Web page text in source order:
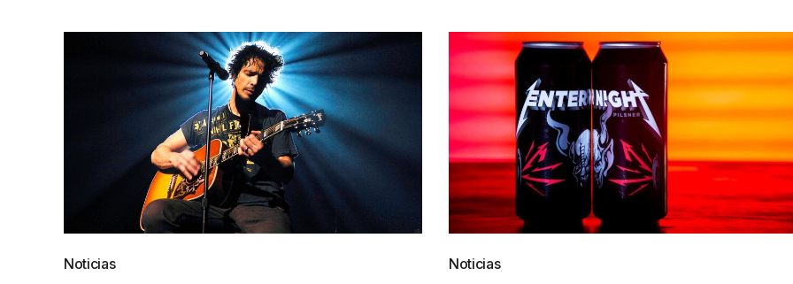
Noticias Noticias